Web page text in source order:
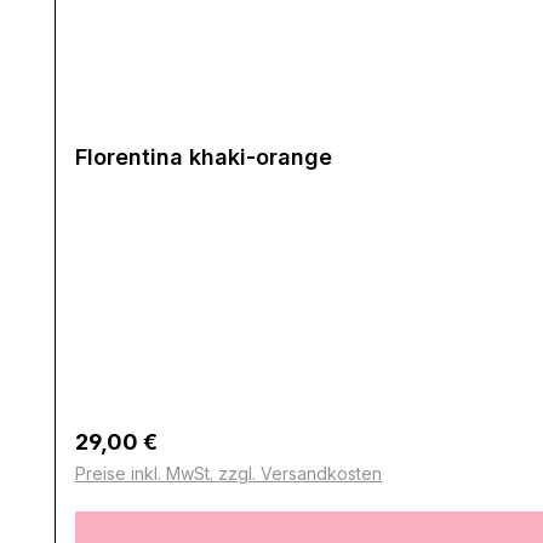
Florentina khaki-orange
Regulärer Preis:
29,00 €
Preise inkl. MwSt. zzgl. Versandkosten